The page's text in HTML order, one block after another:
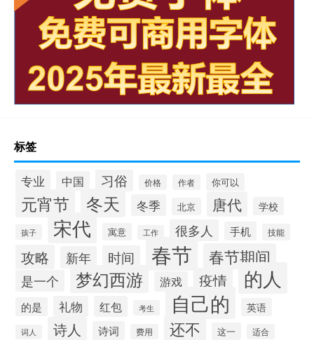
标签
专业 中国 习俗 价格 作者 你可以
元宵节 冬天 冬季 北京 唐代 学校
孩子 宋代 寓意 工作 很多人 手机 技能
攻略 新年 时间 春节 春节期间
是一个 梦幻西游 游戏 疫情 的人
的是 礼物 红包 考生 自己的 英语
词人 诗人 诗词 费用 还不 这一 适合